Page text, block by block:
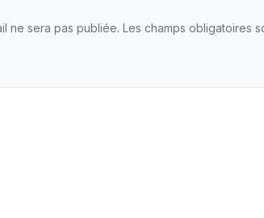
ne sera pas publiée. Les champs obligatoires